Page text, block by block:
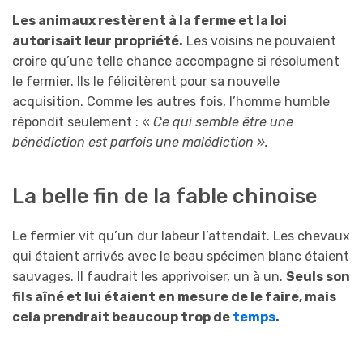
Les animaux restèrent à la ferme et la loi
autorisait leur propriété. Les voisins ne pouvaient
croire qu’une telle chance accompagne si résolument
le fermier. Ils le félicitèrent pour sa nouvelle
acquisition. Comme les autres fois, l’homme humble
répondit seulement : « Ce qui semble être une
bénédiction est parfois une malédiction ».
La belle fin de la fable chinoise
Le fermier vit qu’un dur labeur l’attendait. Les chevaux
qui étaient arrivés avec le beau spécimen blanc étaient
sauvages. Il faudrait les apprivoiser, un à un. Seuls son
fils aîné et lui étaient en mesure de le faire, mais
cela prendrait beaucoup trop de temps.